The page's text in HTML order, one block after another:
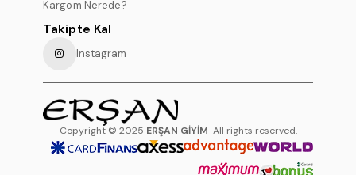
Kargom Nerede?
Takipte Kal
Instagram
Copyright © 2025 ERŞAN GİYİM All rights reserved.